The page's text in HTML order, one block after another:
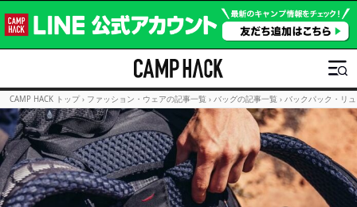
CAMP HACK トップ › ファッション・ウェアの記事一覧 › バッグの記事一覧 › バックパック・リ